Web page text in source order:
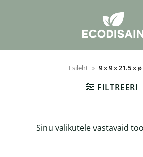
Esileht » 9 x 9 x 21.5 x
FILTREERI
Sinu valikutele vastavaid